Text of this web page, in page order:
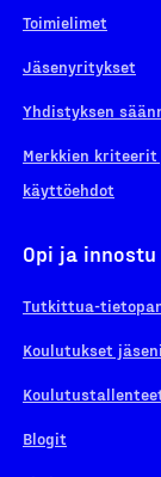
Toimielimet
Jäsenyritykset
Yhdistyksen
Merkkien
käyttöehdot
Opi ja innostu
Tutkittua-
Koulutukset
Blogit